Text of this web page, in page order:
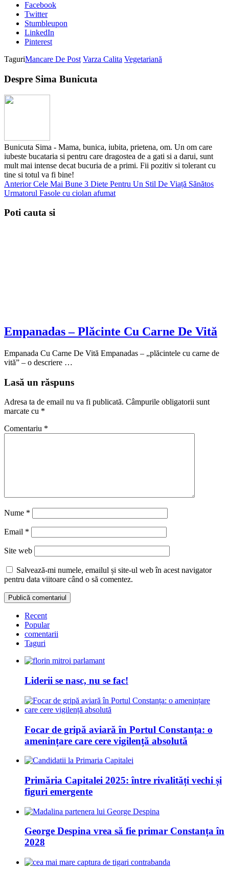
Facebook
Twitter
Stumbleupon
LinkedIn
Pinterest
TaguriMancare De Post Varza Calita Vegetariană
Despre Sima Bunicuta
Bunicuta Sima - Mama, bunica, iubita, prietena, om. Un om care
iubeste bucataria si pentru care dragostea de a gati si a darui, sunt
mult mai intense decat bucuria de a primi. Fii pozitiv si tolerant cu
tine si totul va fi bine!
AnteriorCele Mai Bune 3 Diete Pentru Un Stil De Viață Sănătos
Urmatorul Fasole cu ciolan afumat
Poti cauta si
Empanadas – Plăcinte Cu Carne De Vită
Empanada Cu Carne De Vită Empanadas – „plăcintele cu carne de
vită” – o descriere …
Lasă un răspuns
Adresa ta de email nu va fi publicată. Câmpurile obligatorii sunt
marcate cu *
Comentariu *
Nume *
Email *
Site web
Salvează-mi numele, emailul și site-ul web în acest navigator
pentru data viitoare când o să comentez.
Recent
Popular
comentarii
Taguri
Liderii se nasc, nu se fac!
Focar de gripă aviară în Portul Constanța: o
amenințare care cere vigilență absolută
Primăria Capitalei 2025: între rivalități vechi și
figuri emergente
George Despina vrea să fie primar Constanța în
2028